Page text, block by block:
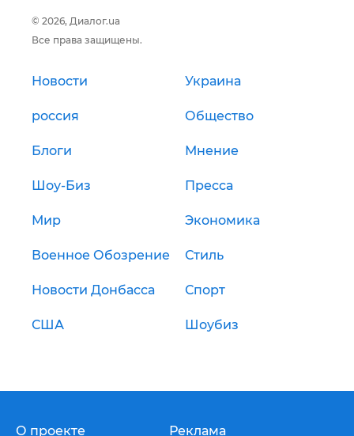
© 2026, Диалог.ua
Все права защищены.
Новости Украина
россия Общество
Блоги Мнение
Шоу-Биз Пресса
Мир Экономика
Военное Обозрение Стиль
Новости Донбасса Спорт
США Шоубиз
О проекте Реклама